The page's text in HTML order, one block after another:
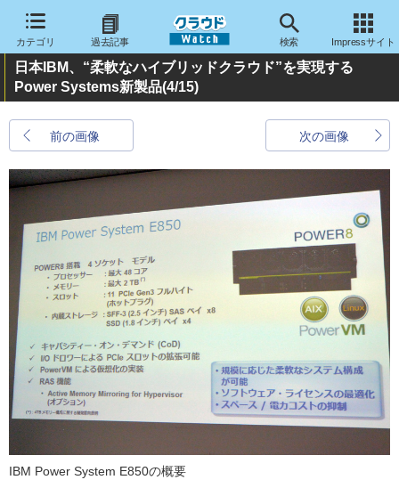
カテゴリ 過去記事 検索 Impressサイト
日本IBM、“柔軟なハイブリッドクラウド”を実現する
Power Systems新製品(4/15)
前の画像 次の画像
IBM Power System E850の概要